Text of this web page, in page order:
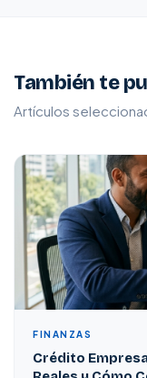
También te
Artículos
FINANZAS
Crédito